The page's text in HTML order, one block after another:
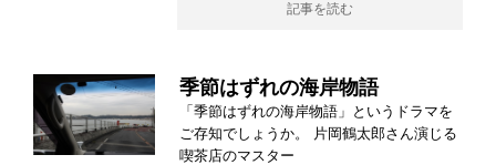
記事を読む
季節はずれの海岸物語
「季節はずれの海岸物語」というドラマを
ご存知でしょうか。 片岡鶴太郎さん演じる
喫茶店のマスター